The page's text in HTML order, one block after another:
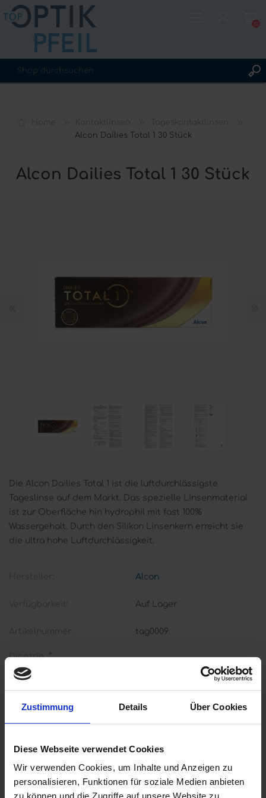
Zustimmung Details Über Cookies
Diese Webseite verwendet Cookies
Wir verwenden Cookies, um Inhalte und Anzeigen zu
personalisieren, Funktionen für soziale Medien anbieten
zu können und die Zugriffe auf unsere Website zu
(0)
Alcon Dailies Total 1 30 Stück
Alcon Dailies Total 1 30 Stück
Die Alcon Dailies Total 1 ist die luftdurchlässigste
Tageslinse auf dem Markt. Das spezielle Linsenmaterial
ist zur Oberfläche hin hydrophil mit fast 100%
Wassergehalt. Durch den Silikon Linsenkern erreicht sie
die ultra hohe Luftdurchlässigkeit.
Alcon
Auf Lager
tag0009
Dioptrie *
€28,00 inkl. MwSt
Menge: